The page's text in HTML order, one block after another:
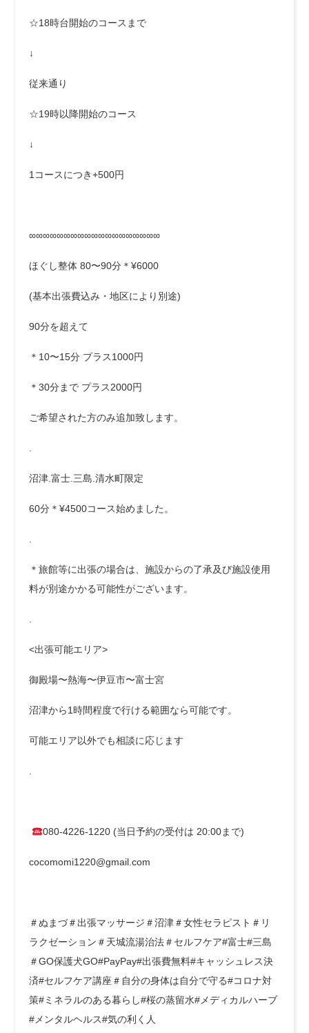
☆18時台開始のコースまで
↓
従来通り
☆19時以降開始のコース
↓
1コースにつき+500円
∞∞∞∞∞∞∞∞∞∞∞∞∞∞∞∞∞∞∞
ほぐし整体 80〜90分＊¥6000
(基本出張費込み・地区により別途)
90分を超えて
＊10〜15分 プラス1000円
＊30分まで プラス2000円
ご希望された方のみ追加致します。
.
沼津.富士.三島.清水町限定
60分＊¥4500コース始めました。
.
＊旅館等に出張の場合は、施設からの了承及び施設使用
料が別途かかる可能性がございます。
.
<出張可能エリア>
御殿場〜熱海〜伊豆市〜富士宮
沼津から1時間程度で行ける範囲なら可能です。
可能エリア以外でも相談に応じます
.
080-4226-1220 (当日予約の受付は 20:00まで)
cocomomi1220@gmail.com
＃ぬまづ＃出張マッサージ＃沼津＃女性セラピスト＃リ
ラクゼーション＃天城流湯治法＃セルフケア#富士#三島
＃GO保護犬GO#PayPay#出張費無料#キャッシュレス決
済#セルフケア講座＃自分の身体は自分で守る#コロナ対
策#ミネラルのある暮らし#桜の蒸留水#メディカルハーブ
#メンタルヘルス#気の利く人